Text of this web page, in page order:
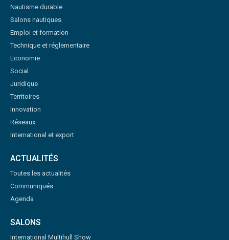
Nautisme durable
Salons nautiques
Emploi et formation
Technique et réglementaire
Economie
Social
Juridique
Territoires
Innovation
Réseaux
International et export
ACTUALITÉS
Toutes les actualités
Communiqués
Agenda
SALONS
International Multihull Show